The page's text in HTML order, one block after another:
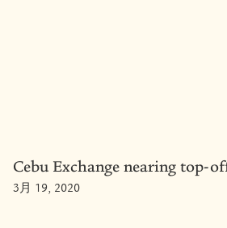
Cebu Exchange nearing top-
3月 19, 2020